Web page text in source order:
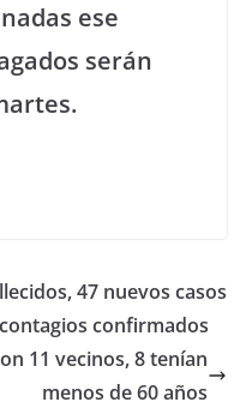
ese
serán
47 nuevos casos
confirmados
11 vecinos, 8 tenían
menos de 60 años